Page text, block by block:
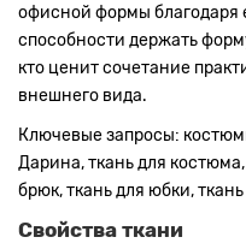
офисной формы благодаря
способности держать
кто ценит сочетание
внешнего вида.
Ключевые запросы:
Дарина, ткань для
брюк, ткань для юбки,
Свойства ткани